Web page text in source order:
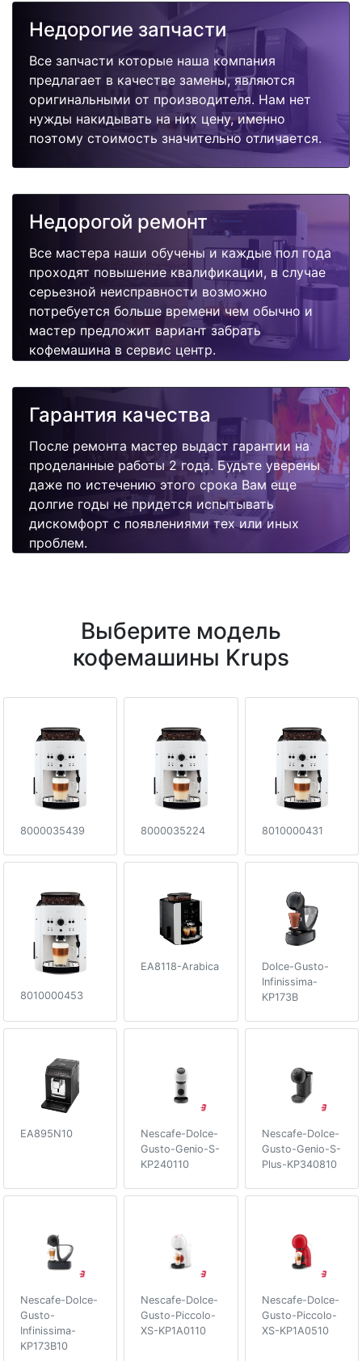
Недорогие запчасти
Все запчасти которые наша компания
предлагает в качестве замены, являются
оригинальными от производителя. Нам нет
нужды накидывать на них цену, именно
поэтому стоимость значительно отличается.
Недорогой ремонт
Все мастера наши обучены и каждые пол года
проходят повышение квалификации, в случае
серьезной неисправности возможно
потребуется больше времени чем обычно и
мастер предложит вариант забрать
кофемашина в сервис центр.
Гарантия качества
После ремонта мастер выдаст гарантии на
проделанные работы 2 года. Будьте уверены
даже по истечению этого срока Вам еще
долгие годы не придется испытывать
дискомфорт с появлениями тех или иных
проблем.
Выберите модель
кофемашины Krups
8000035439 8000035224 8010000431
8010000453
EA8118-Arabica
Dolce-Gusto-
Infinissima-
KP173B
EA895N10
Nescafe-Dolce-
Gusto-Genio-S-
KP240110
Nescafe-Dolce-
Gusto-Genio-S-
Plus-KP340810
Nescafe-Dolce-
Gusto-
Infinissima-
KP173B10
Nescafe-Dolce-
Gusto-Piccolo-
XS-KP1A0110
Nescafe-Dolce-
Gusto-Piccolo-
XS-KP1A0510